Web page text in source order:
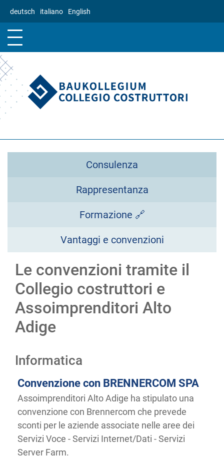
al
principale
deutsch italiano English
Consulenza
Rappresentanza
Formazione 🔗
Vantaggi e convenzioni
Le convenzioni tramite il
Collegio costruttori e
Assoimprenditori Alto
Adige
Informatica
Convenzione con BRENNERCOM SPA
Assoimprenditori Alto Adige ha stipulato una
convenzione con Brennercom che prevede
sconti per le aziende associate nelle aree dei
Servizi Voce - Servizi Internet/Dati - Servizi
Server Farm.